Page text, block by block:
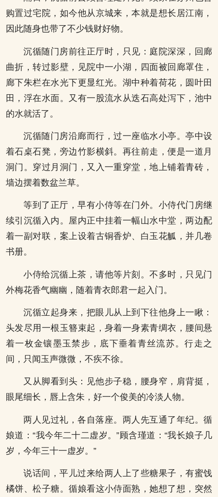
购置过宅院，如今他从京城来，本就是想长居江南，
因此随身也带了不少钱财好物。
沉循随门房前往正厅时，只见：庭院深深，回廊
曲折，转过影壁，见院中一小湖，四面被回廊罩住，
廊下朱栏在水光下更显红光。湖中种着荷花，圆叶田
田，浮在水面。又有一股流水从迭石高处泻下，池中
的水就活了。
沉循随门房沿廊而行，过一座临水小亭。亭中设
着石桌石凳，旁边竹影横斜。再往前走，便是一道月
洞门。穿过月洞门，又入一重穿堂，地上铺着青砖，
墙边摆着数盆兰草。
等到了正厅，早有小侍等在门外。小侍代门房继
续引沉循入内。屋内正中挂着一幅山水中堂，两边配
着一副对联，案上设着古铜香炉、白玉花觚，并几卷
书册。
小侍给沉循上茶，请他等片刻。不多时，只见门
外梅花香气幽幽，随着青衣郎君一起入门。
沉循立起身来，把眼儿从上到下往他身上一瞅：
头发尽用一根玉簪束起，身着一身素青绸衣，腰间悬
着一枚金镶墨玉禁步，底下垂着青丝流苏。行走之
间，只闻玉声微微，不疾不徐。
又从脚看到头：见他步子稳，腰身窄，肩背挺，
眼尾细长，唇上含朱，好一个俊美的冷淡人物。
两人见过礼，各自落座。两人先互通了年纪。循
娘道：“我今年二十二虚岁。”顾含瑾道：“我长娘子几
岁，今年三十一虚岁。”
说话间，平儿过来给两人上了些糖果子，有蜜饯
橘饼、松子糖。循娘看这小侍面熟，她想了想，突然